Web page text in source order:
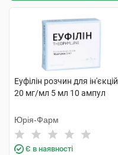
Еуфілін розчин для ін'єкцій
20 мг/мл 5 мл 10 ампул
Юрія-Фарм
Є в наявності